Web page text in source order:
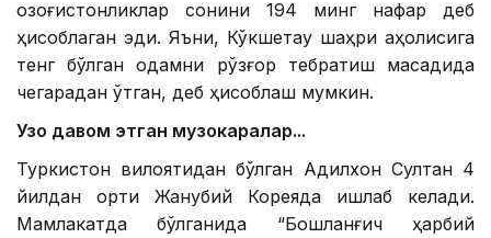
қозоғистонликлар сонини 194 минг нафар деб
ҳисоблаган эди. Яъни, Кўкшетау шаҳри аҳолисига
тенг бўлган одамни рўзғор тебратиш мақсадида
чегарадан ўтган, деб ҳисоблаш мумкин.
Узоқ давом этган музокаралар...
Туркистон вилоятидан бўлган Адилхон Султан 4
йилдан ортиқ Жанубий Кореяда ишлаб келади.
Мамлакатда бўлганида “Бошланғич ҳарбий